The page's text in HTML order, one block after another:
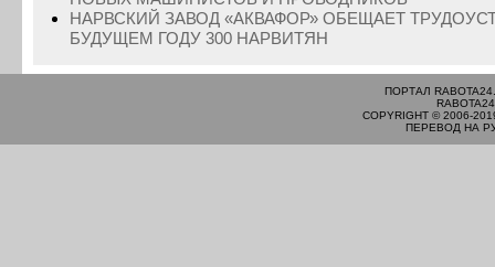
НАРВСКИЙ ЗАВОД «АКВАФОР» ОБЕЩАЕТ
БУДУЩЕМ ГОДУ 300 НАРВИТЯН
ПОРТАЛ
COPYRIGHT © 2006-
ПЕРЕВОД НА